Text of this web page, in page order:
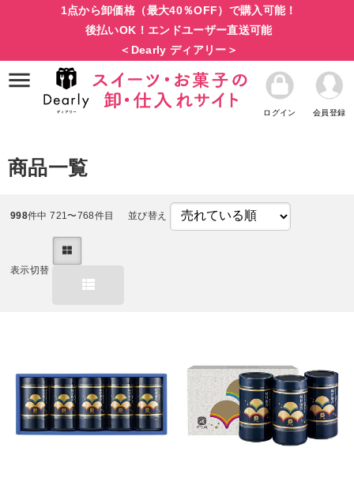
1点から卸価格（最大40％OFF）で購入可能！
後払いOK！エンドユーザー直送可能
＜Dearly ディアリー＞
ログイン 会員登録
商品一覧
998件中 721〜768件目 並び替え
表示切替